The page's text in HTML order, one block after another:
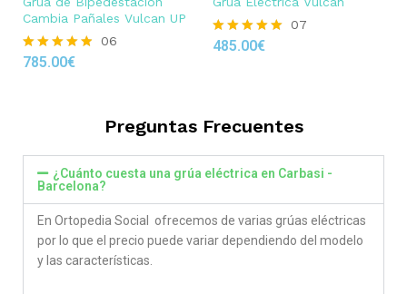
Cambia Pañales Vulcan UP
Rated
06
785.00€
Rated
07
485.00€
Preguntas Frecuentes
¿Cuánto cuesta una grúa eléctrica en Carbasi -
Barcelona?
En Ortopedia Social ofrecemos de varias grúas eléctricas
por lo que el precio puede variar dependiendo del modelo
y las características.